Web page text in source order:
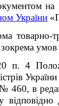
на
України
п. 4
України
460, в